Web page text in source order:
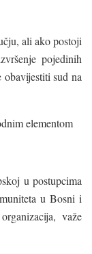
ali ako postoji
pojedinih
sud na
elementom
u postupcima
u Bosni i
važe